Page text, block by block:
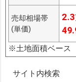
売却相場帯
(単価)
2.3
※土地面積ベース
サイト内検索